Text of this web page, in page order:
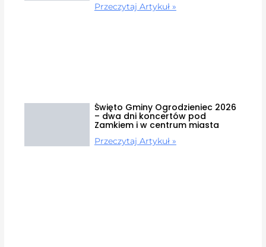
Przeczytaj Artykuł »
Święto Gminy Ogrodzieniec 2026
– dwa dni koncertów pod
Zamkiem i w centrum miasta
Przeczytaj Artykuł »